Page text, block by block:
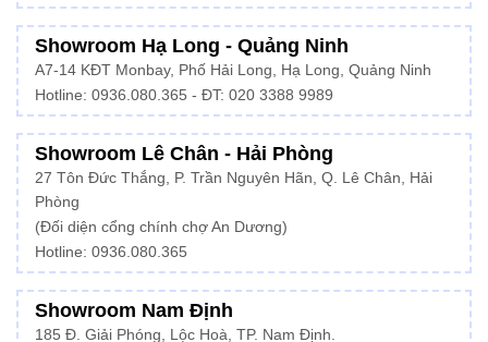
Showroom Hạ Long - Quảng Ninh
A7-14 KĐT Monbay, Phố Hải Long, Hạ Long, Quảng Ninh
Hotline: 0936.080.365 - ĐT: 020 3388 9989
Showroom Lê Chân - Hải Phòng
27 Tôn Đức Thắng, P. Trần Nguyên Hãn, Q. Lê Chân, Hải
Phòng
(Đối diện cổng chính chợ An Dương)
Hotline: 0936.080.365
Showroom Nam Định
185 Đ. Giải Phóng, Lộc Hoà, TP. Nam Định.